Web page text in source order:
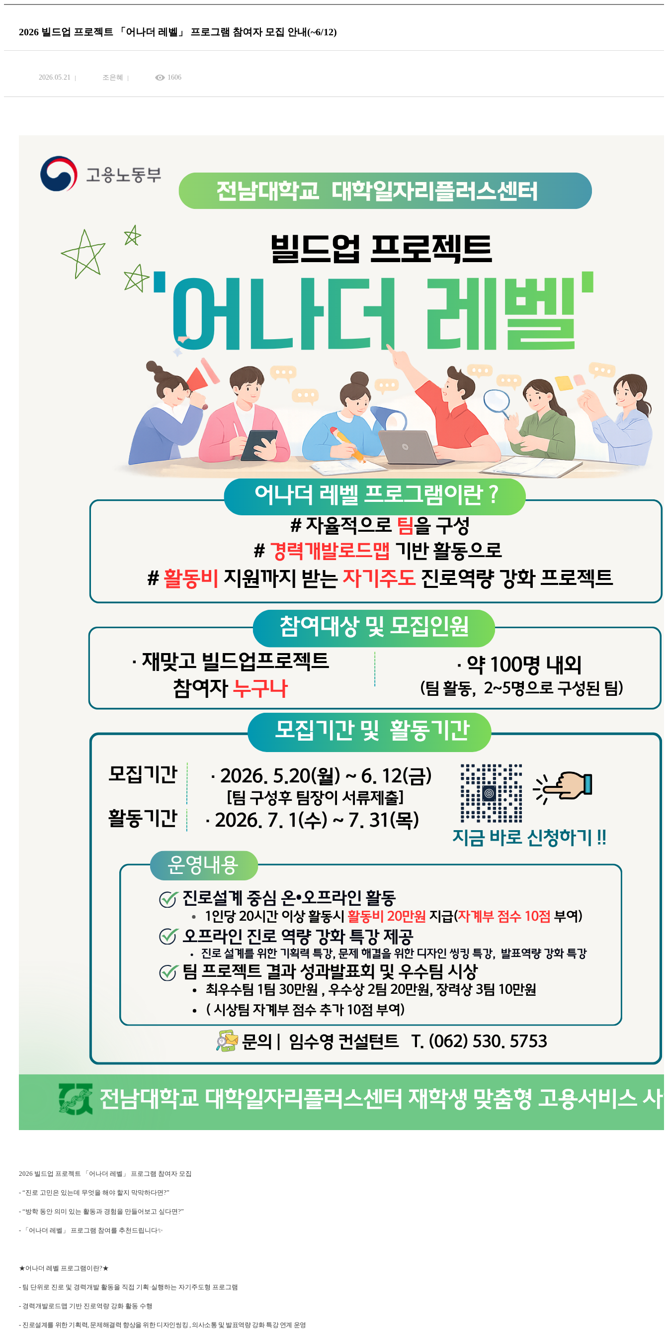
2026 빌드업 프로젝트 「어나더 레벨」 프로그램 참여자 모집 안내(~6/12)
2026.05.21 조은혜 1606
2026 빌드업 프로젝트 「 어나더 레벨 」 프로그램 참여자 모집
- “진로 고민은 있는데 무엇을 해야 할지 막막하다면?”
- “방학 동안 의미 있는 활동과 경험을 만들어보고 싶다면?”
- 「 어나더 레벨 」 프로그램 참여를 추천드립니다✨
★어나더 레벨 프로그램이란?★
- 팀 단위로 진로 및 경력개발 활동을 직접 기획 ·실행하는 자기주도형 프로그램
- 경력개발로드맵 기반 진로역량 강화 활동 수행
- 진로설계를 위한 기획력, 문제해결력 향상을 위한 디자인씽킹 , 의사소통 및 발표역량 강화 특강 연계 운영